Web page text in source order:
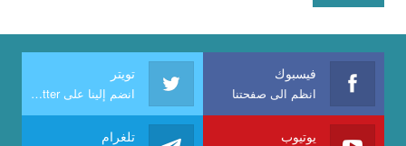
فيسبوك
انظم الى صفحتنا
تويتر
انضم إلينا على Twitter
يوتيوب تلغرام